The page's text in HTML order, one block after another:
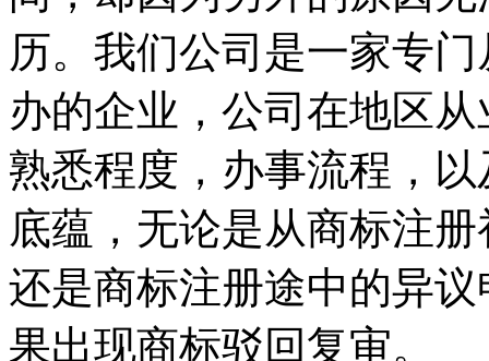
历。我们公司是一家专
办的企业，公司在地区
熟悉程度，办事流程，
底蕴，无论是从商标注
还是商标注册途中的异
果出现商标驳回复审。